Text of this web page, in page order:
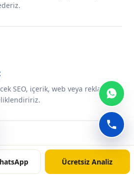
SEO, içerik, web veya reklam
Ücretsiz Analiz